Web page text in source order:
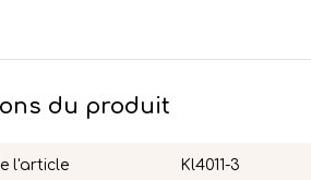
du produit
l'article Kl4011-3